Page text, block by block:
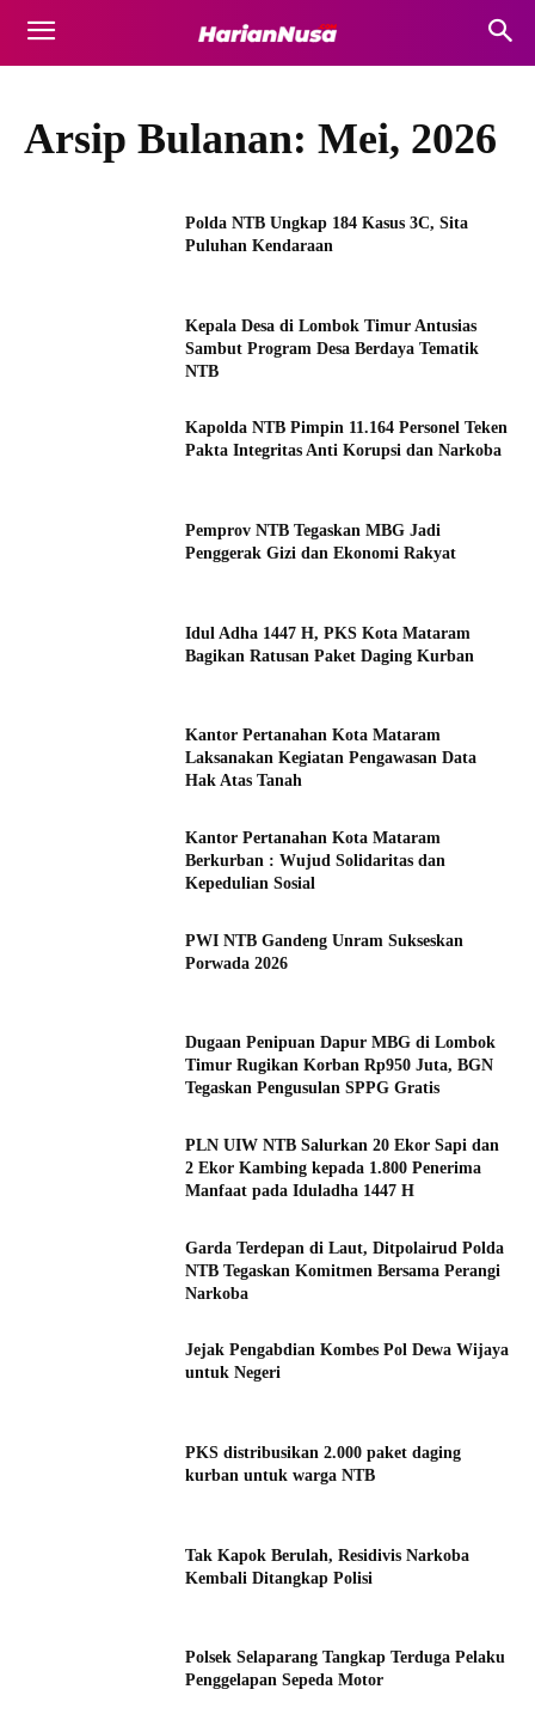
Arsip Bulanan: Mei, 2026
Polda NTB Ungkap 184 Kasus 3C, Sita
Puluhan Kendaraan
Kepala Desa di Lombok Timur Antusias
Sambut Program Desa Berdaya Tematik
NTB
Kapolda NTB Pimpin 11.164 Personel Teken
Pakta Integritas Anti Korupsi dan Narkoba
Pemprov NTB Tegaskan MBG Jadi
Penggerak Gizi dan Ekonomi Rakyat
Idul Adha 1447 H, PKS Kota Mataram
Bagikan Ratusan Paket Daging Kurban
Kantor Pertanahan Kota Mataram
Laksanakan Kegiatan Pengawasan Data
Hak Atas Tanah
Kantor Pertanahan Kota Mataram
Berkurban : Wujud Solidaritas dan
Kepedulian Sosial
PWI NTB Gandeng Unram Sukseskan
Porwada 2026
Dugaan Penipuan Dapur MBG di Lombok
Timur Rugikan Korban Rp950 Juta, BGN
Tegaskan Pengusulan SPPG Gratis
PLN UIW NTB Salurkan 20 Ekor Sapi dan
2 Ekor Kambing kepada 1.800 Penerima
Manfaat pada Iduladha 1447 H
Garda Terdepan di Laut, Ditpolairud Polda
NTB Tegaskan Komitmen Bersama Perangi
Narkoba
Jejak Pengabdian Kombes Pol Dewa Wijaya
untuk Negeri
PKS distribusikan 2.000 paket daging
kurban untuk warga NTB
Tak Kapok Berulah, Residivis Narkoba
Kembali Ditangkap Polisi
Polsek Selaparang Tangkap Terduga Pelaku
Penggelapan Sepeda Motor